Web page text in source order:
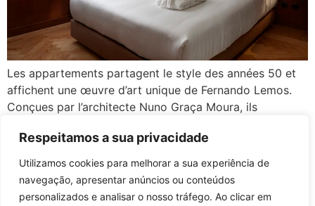
Respeitamos a sua privacidade
Utilizamos cookies para melhorar a sua experiência de
navegação, apresentar anúncios ou conteúdos
personalizados e analisar o nosso tráfego. Ao clicar em
Les appartements partagent le style des années 50 et
affichent une œuvre d’art unique de Fernando Lemos.
Conçues par l’architecte Nuno Graça Moura, ils
kitchenette. T0: Suite avec kitchenette | Salle de bains
Réservez-le maintenant!! Formulaire de contact Notre
équipe est toujours disponible pour répondre […]